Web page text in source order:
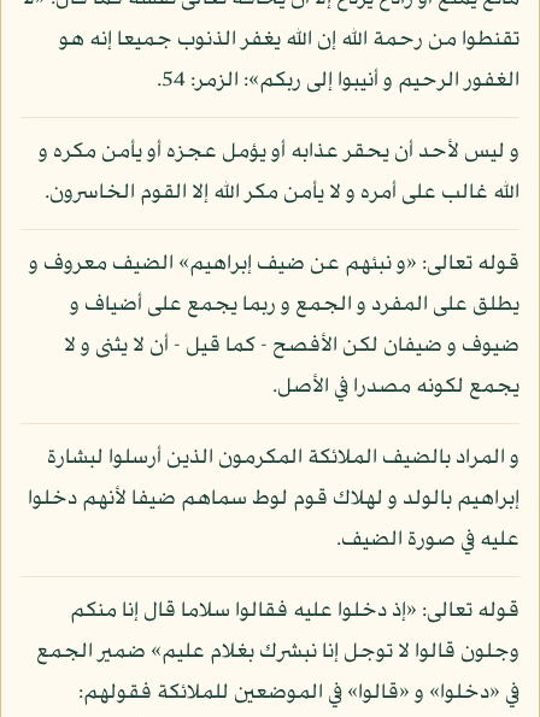
تقنطوا من رحمة الله إن الله يغفر الذنوب جميعا إنه هو
الغفور الرحيم و أنيبوا إلى ربكم»: الزمر: 54.
و ليس لأحد أن يحقر عذابه أو يؤمل عجزه أو يأمن مكره و
الله غالب على أمره و لا يأمن مكر الله إلا القوم الخاسرون.
قوله تعالى: «و نبئهم عن ضيف إبراهيم» الضيف معروف و
يطلق على المفرد و الجمع و ربما يجمع على أضياف و
ضيوف و ضيفان لكن الأفصح - كما قيل - أن لا يثنى و لا
يجمع لكونه مصدرا في الأصل.
و المراد بالضيف الملائكة المكرمون الذين أرسلوا لبشارة
إبراهيم بالولد و لهلاك قوم لوط سماهم ضيفا لأنهم دخلوا
عليه في صورة الضيف.
قوله تعالى: «إذ دخلوا عليه فقالوا سلاما قال إنا منكم
وجلون قالوا لا توجل إنا نبشرك بغلام عليم» ضمير الجمع
في «دخلوا» و «قالوا» في الموضعين للملائكة فقولهم: